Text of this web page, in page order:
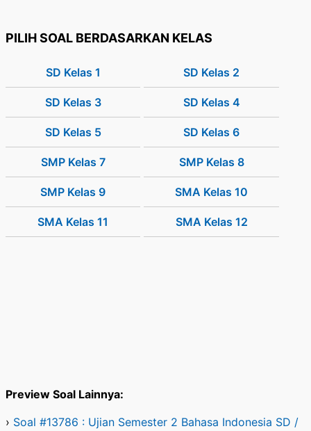
PILIH SOAL BERDASARKAN KELAS
SD Kelas 1 SD Kelas 2
SD Kelas 3 SD Kelas 4
SD Kelas 5 SD Kelas 6
SMP Kelas 7 SMP Kelas 8
SMP Kelas 9 SMA Kelas 10
SMA Kelas 11 SMA Kelas 12
Preview Soal Lainnya:
› Soal #13786 : Ujian Semester 2 Bahasa Indonesia SD /